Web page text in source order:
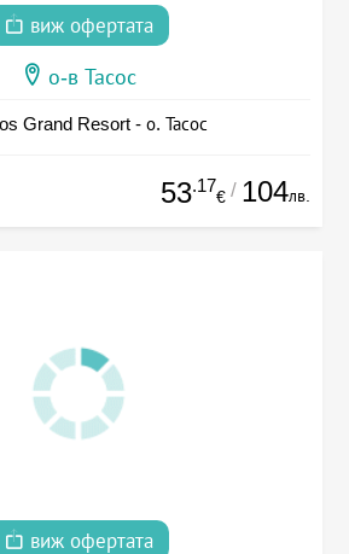
виж офертата
о-в Тасос
Grand Resort - о. Тасос
53.17
€ / 104лв.
виж офертата